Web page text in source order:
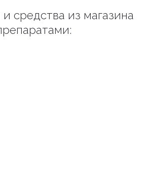
средства из магазина